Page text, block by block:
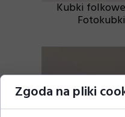
Kubki
Zgoda na pliki